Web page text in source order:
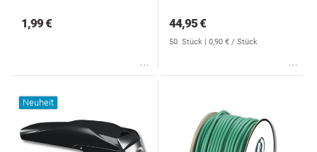
1,99 € 44,95 €
50 Stück | 0,90 € / Stück
Neuheit